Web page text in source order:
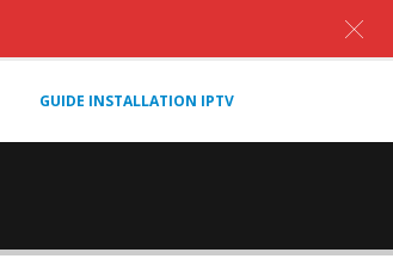
GUIDE INSTALLATION IPTV